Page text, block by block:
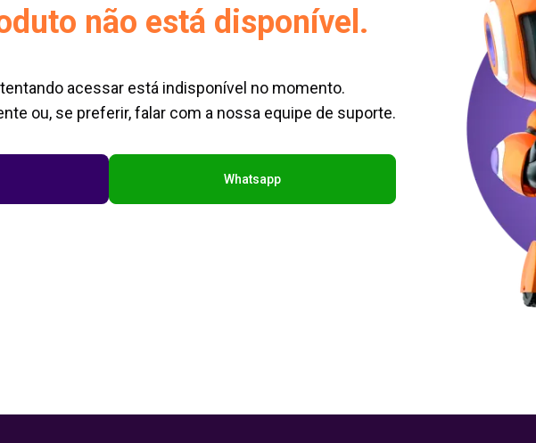
não está disponível.
acessar está indisponível no momento.
ou, se preferir, falar com a nossa equipe de suporte.
Whatsapp